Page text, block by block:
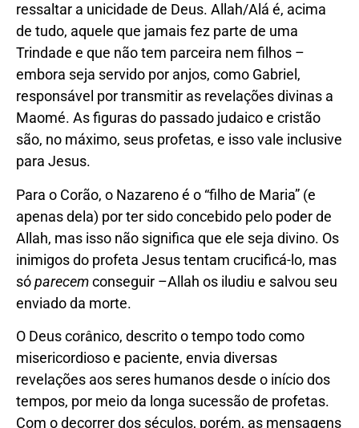
ressaltar a unicidade de Deus. Allah/Alá é, acima
de tudo, aquele que jamais fez parte de uma
Trindade e que não tem parceira nem filhos –
embora seja servido por anjos, como Gabriel,
responsável por transmitir as revelações divinas a
Maomé. As figuras do passado judaico e cristão
são, no máximo, seus profetas, e isso vale inclusive
para Jesus.
Para o Corão, o Nazareno é o “filho de Maria” (e
apenas dela) por ter sido concebido pelo poder de
Allah, mas isso não significa que ele seja divino. Os
inimigos do profeta Jesus tentam crucificá-lo, mas
sóparecemconseguir –Allah os iludiu e salvou seu
enviado da morte.
O Deus corânico, descrito o tempo todo como
misericordioso e paciente, envia diversas
revelações aos seres humanos desde o início dos
tempos, por meio da longa sucessão de profetas.
Com o decorrer dos séculos, porém, as mensagens